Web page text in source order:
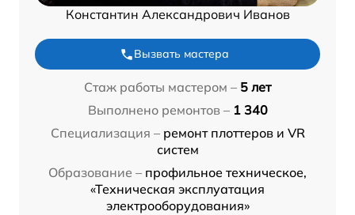
Константин Александрович Иванов
Вызвать мастера
Стаж работы мастером – 5 лет
Выполнено ремонтов – 1 340
Специализация – ремонт плоттеров и VR
систем
Образование – профильное техническое,
«Техническая эксплуатация
электрооборудования»